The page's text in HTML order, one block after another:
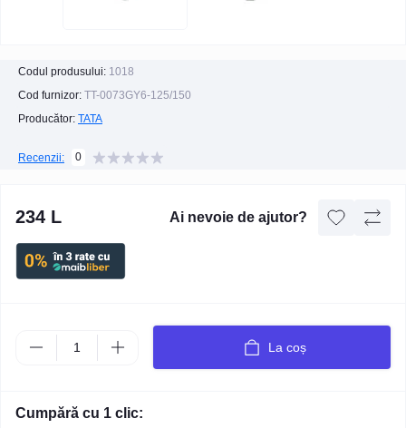
Codul produsului: 1018
Cod furnizor: TT-0073GY6-125/150
Producător: TATA
Recenzii: 0
234 L Ai nevoie de ajutor?
La coș
Cumpără cu 1 clic: